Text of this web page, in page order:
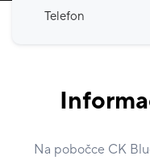
Telefon
Na pobočce CK